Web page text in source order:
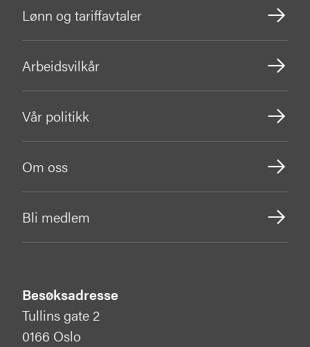
Lønn og tariffavtaler
Arbeidsvilkår
Vår politikk
Om oss
Bli medlem
Besøksadresse
Tullins gate 2
0166 Oslo